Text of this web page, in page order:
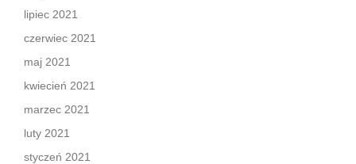
lipiec 2021
czerwiec 2021
maj 2021
kwiecień 2021
marzec 2021
luty 2021
styczeń 2021